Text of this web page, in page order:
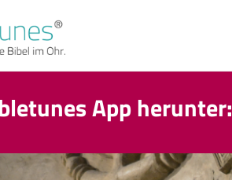
App herunter: